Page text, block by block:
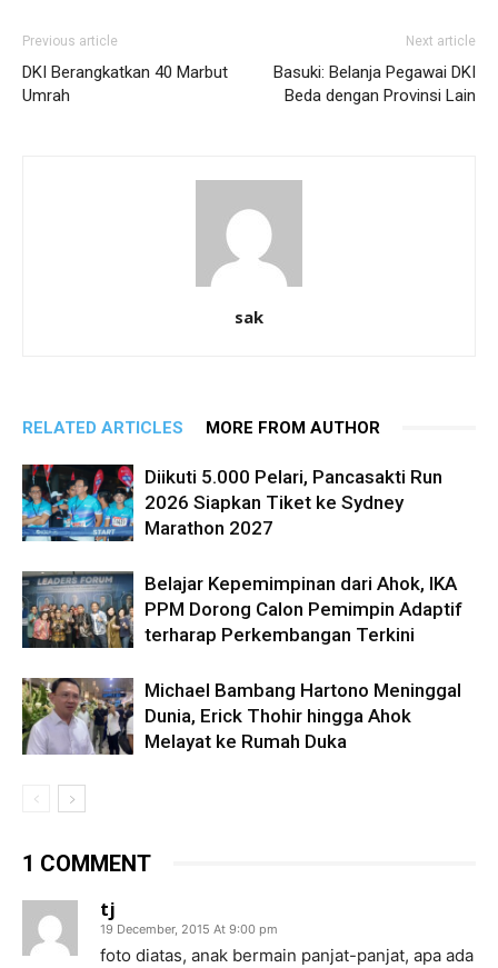
Previous article
DKI Berangkatkan 40 Marbut
Umrah
Next article
Basuki: Belanja Pegawai DKI
Beda dengan Provinsi Lain
sak
RELATED ARTICLES MORE FROM AUTHOR
Diikuti 5.000 Pelari, Pancasakti Run
2026 Siapkan Tiket ke Sydney
Marathon 2027
Belajar Kepemimpinan dari Ahok, IKA
PPM Dorong Calon Pemimpin Adaptif
terharap Perkembangan Terkini
Michael Bambang Hartono Meninggal
Dunia, Erick Thohir hingga Ahok
Melayat ke Rumah Duka
1 COMMENT
tj
19 December, 2015 At 9:00 pm
foto diatas, anak bermain panjat-panjat, apa ada